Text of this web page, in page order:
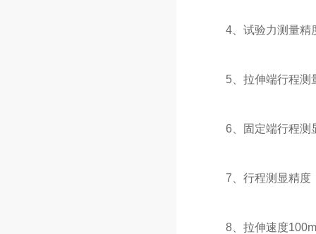
4、试验力测量精
5、拉伸端行程测
6、固定端行程测
7、行程测显精度
8、拉伸速度